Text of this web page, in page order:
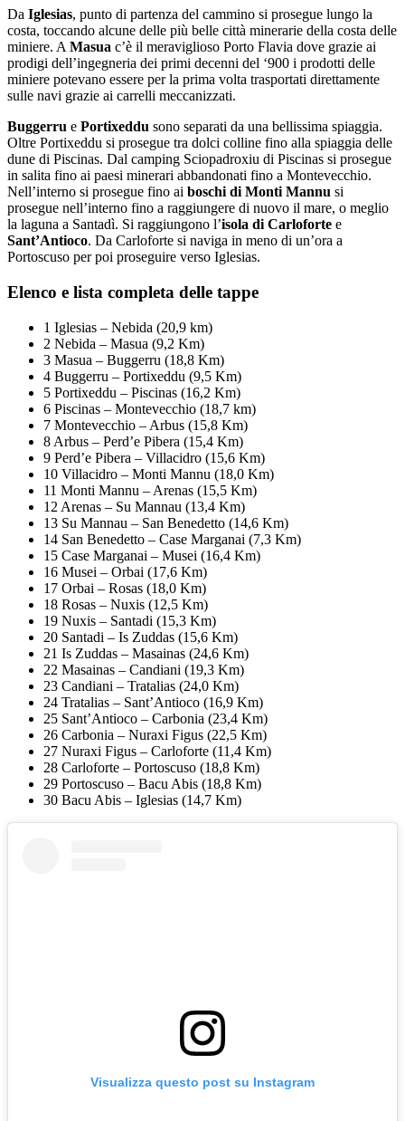
Da Iglesias, punto di partenza del cammino si prosegue lungo la
costa, toccando alcune delle più belle città minerarie della costa delle
miniere. AMasua c’è il meraviglioso Porto Flavia dove grazie ai
prodigi dell’ingegneria dei primi decenni del ‘900 i prodotti delle
miniere potevano essere per la prima volta trasportati direttamente
sulle navi grazie ai carrelli meccanizzati.
Buggerru e Portixeddu sono separati da una bellissima spiaggia.
Oltre Portixeddu si prosegue tra dolci colline fino alla spiaggia delle
dune di Piscinas. Dal camping Sciopadroxiu di Piscinas si prosegue
in salita fino ai paesi minerari abbandonati fino a Montevecchio.
Nell’interno si prosegue fino ai boschi di Monti Mannu si
prosegue nell’interno fino a raggiungere di nuovo il mare, o meglio
la laguna a Santadì. Si raggiungono l’isola di Carloforte e
Sant’Antioco. Da Carloforte si naviga in meno di un’ora a
Portoscuso per poi proseguire verso Iglesias.
Elenco e lista completa delle tappe
1 Iglesias – Nebida (20,9 km)
2 Nebida – Masua (9,2 Km)
3 Masua – Buggerru (18,8 Km)
4 Buggerru – Portixeddu (9,5 Km)
5 Portixeddu – Piscinas (16,2 Km)
6 Piscinas – Montevecchio (18,7 km)
7 Montevecchio – Arbus (15,8 Km)
8 Arbus – Perd’e Pibera (15,4 Km)
9 Perd’e Pibera – Villacidro (15,6 Km)
10 Villacidro – Monti Mannu (18,0 Km)
11 Monti Mannu – Arenas (15,5 Km)
12 Arenas – Su Mannau (13,4 Km)
13 Su Mannau – San Benedetto (14,6 Km)
14 San Benedetto – Case Marganai (7,3 Km)
15 Case Marganai – Musei (16,4 Km)
16 Musei – Orbai (17,6 Km)
17 Orbai – Rosas (18,0 Km)
18 Rosas – Nuxis (12,5 Km)
19 Nuxis – Santadi (15,3 Km)
20 Santadi – Is Zuddas (15,6 Km)
21 Is Zuddas – Masainas (24,6 Km)
22 Masainas – Candiani (19,3 Km)
23 Candiani – Tratalias (24,0 Km)
24 Tratalias – Sant’Antioco (16,9 Km)
25 Sant’Antioco – Carbonia (23,4 Km)
26 Carbonia – Nuraxi Figus (22,5 Km)
27 Nuraxi Figus – Carloforte (11,4 Km)
28 Carloforte – Portoscuso (18,8 Km)
29 Portoscuso – Bacu Abis (18,8 Km)
30 Bacu Abis – Iglesias (14,7 Km)
Visualizza questo post su Instagram